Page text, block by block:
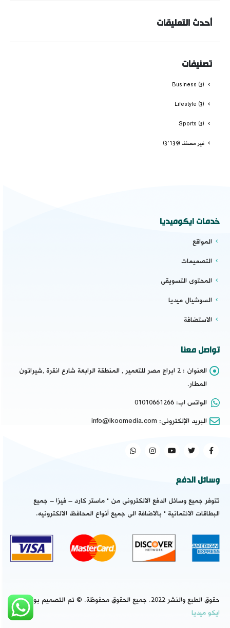
أحدث التعليقات
تصنيفات
Business (3)
Lifestyle (3)
Sports (3)
غير مصنف(3٬139)
خدمات ايكوميديا
المواقع
التصميمات
المحتوى التسويقى
السوشيال ميديا
الاستضافة
تواصل معنا
العنوان :
2 ابراج مصر للتعمير , المنطقة الرابعة شارع انقرة ,شيراتون
المطار.
الواتس اب: 01010661266
البريد الإلكترونى: info@ikoomedia.com
وسائل الدفع
تتوفر جميع وسائل الدفع الالكترونى من " ماستر كارد – فيزا – جميع
البطاقات الائتمانية " بالاضافة الى جميع أنواع المحافظ الالكترونيه.
حقوق الطبع والنشر 2022. جميع الحقوق محفوظة. © تم التصميم بواسطة
ايكو ميديا